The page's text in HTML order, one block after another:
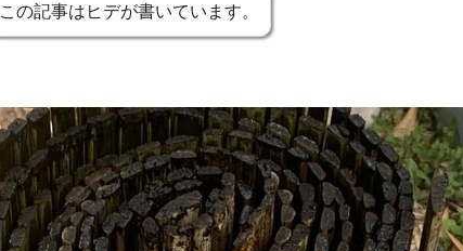
この記事はヒデが書いています。